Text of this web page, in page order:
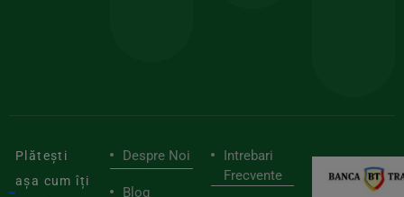
Plătești
așa cum îți
Despre Noi
Blog
Intrebari
Frecvente